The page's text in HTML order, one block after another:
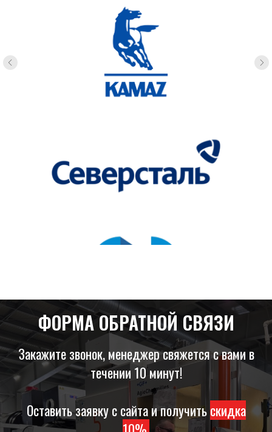
ФОРМА ОБРАТНОЙ СВЯЗИ
Закажите звонок, менеджер свяжется с вами в
течении 10 минут!
Оставить заявку с сайта и получитьскидка